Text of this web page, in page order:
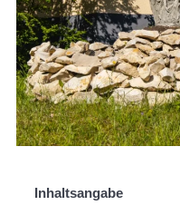
Inhaltsangabe